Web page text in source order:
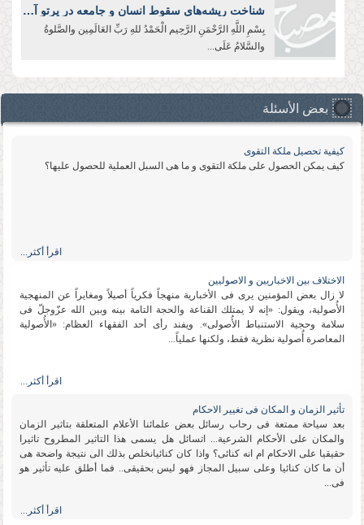
شناخت ریشه‌های سقوط انسان و جامعه در پرتو آموزه‌های عاشورا
بِسْمِ اللَّهِ الرَّحْمَنِ الرَّحِیم الْحَمْدُ للهِ رَبِّ العَالَمِین والصَّلوةُ
والسَّلامُ عَلَی...
بعض الأسئلة
كیفیة تحصیل ملكة التقوى
كیف یمكن الحصول على ملكة التقوى و ما هی السبل العملیة للحصول علیها؟
اقرأ أكثر...
الاختلاف بین الاخباریین و الاصولیین
لا زال بعض المؤمنین یرى فی الأخباریة منهجاً فكریاً أصیلاً ومغایراً عن المنهجیة
الأُصولیة، ویقول: «إنه لا یمتلك القناعة والحجة التامة بینه وبین الله عزّوجلّ فی
سلامة وحجیة الاستنباط الأُصولی». ویفند رأی أحد الفقهاء العظام: «الأُصولیة
المعاصرة أُصولیة نظریة فقط، ولكنها عملیاً...
اقرأ أكثر...
تأثیر الزمان و المكان فی تغییر الاحكام
بعد سیاحة ممتعة فی رحاب رسائل بعض علمائنا الأعلام المتعلقة بتاثیر الزمان
والمكان على الأحكام الشرعیة... اتسائل هل یسمى هذا التاثیر المطروح تاثیرا
حقیقیا على الاحكام ام انه كنائی؟ واذا كان كنائیانخلص بذلك الى نتیجة واضحة هی
أن ما كان كنائیا وعلى سبیل المجاز فهو لیس بحقیقی.. فما أطلق علیه تأثیر هو
فی...
اقرأ أكثر...